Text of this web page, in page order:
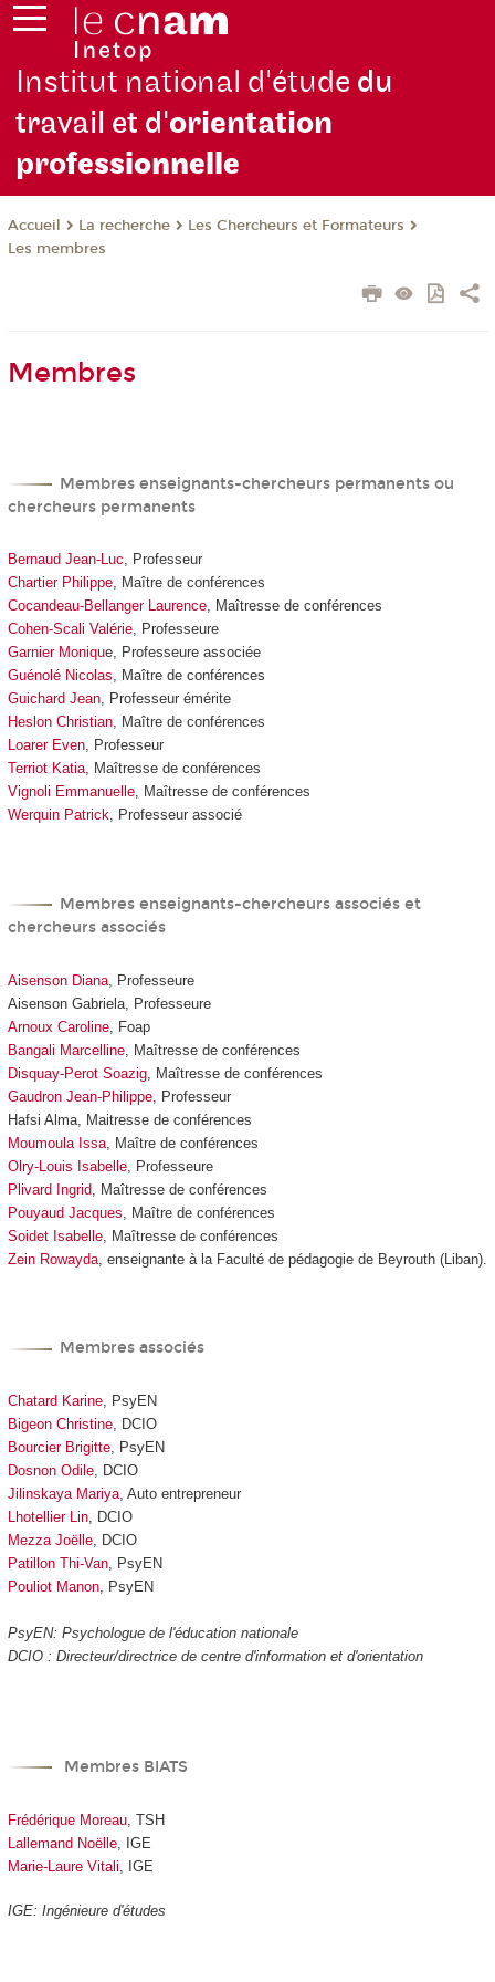
Institut national d'étude du
travail et d'orientation
professionnelle
Accueil La recherche
Les Chercheurs et Formateurs
Les membres
Membres
Membres enseignants-chercheurs permanents ou
chercheurs permanents
Bernaud Jean-Luc, Professeur
Chartier Philippe, Maître de conférences
Cocandeau-Bellanger Laurence, Maîtresse de conférences
Cohen-Scali Valérie, Professeure
Garnier Monique, Professeure associée
Guénolé Nicolas, Maître de conférences
Guichard Jean, Professeur émérite
Heslon Christian, Maître de conférences
Loarer Even, Professeur
Terriot Katia, Maîtresse de conférences
Vignoli Emmanuelle, Maîtresse de conférences
Werquin Patrick, Professeur associé
Membres enseignants-chercheurs associés et
chercheurs associés
Aisenson Diana, Professeure
Aisenson Gabriela, Professeure
Arnoux Caroline, Foap
Bangali Marcelline, Maîtresse de conférences
Disquay-Perot Soazig, Maîtresse de conférences
Gaudron Jean-Philippe, Professeur
Hafsi Alma, Maitresse de conférences
Moumoula Issa, Maître de conférences
Olry-Louis Isabelle, Professeure
Plivard Ingrid, Maîtresse de conférences
Pouyaud Jacques , Maître de conférences
Soidet Isabelle, Maîtresse de conférences
Zein Rowayda, enseignante à la Faculté de pédagogie de Beyrouth (Liban).
Membres associés
Chatard Karine, PsyEN
Bigeon Christine, DCIO
Bourcier Brigitte, PsyEN
Dosnon Odile, DCIO
Jilinskaya Mariya, Auto entrepreneur
Lhotellier Lin, DCIO
Mezza Joëlle, DCIO
Patillon Thi-Van, PsyEN
Pouliot Manon, PsyEN
PsyEN: Psychologue de l'éducation nationale
DCIO : Directeur/directrice de centre d'information et d'orientation
Membres BIATS
Frédérique Moreau, TSH
Lallemand Noëlle, IGE
Marie-Laure Vitali , IGE
IGE: Ingénieure d'études